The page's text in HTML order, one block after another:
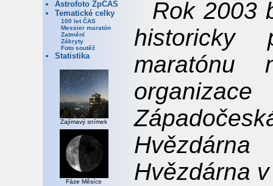
Astrofoto ZpČAS
Tematické celky
100 let ČAS
Messier maratón
Zatmění
Zákryty
Foto soutěž
Statistika
Zajímavý snímek
Fáze Měsíce
Rok 2003
historicky
maratónu
Hvězdárna